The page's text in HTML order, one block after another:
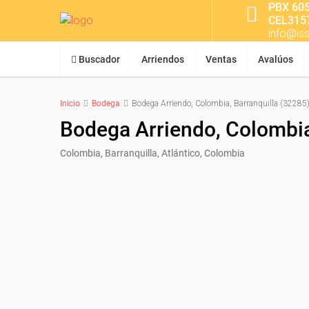
PBX
Buscador Arriendos Ventas Avalúos
Inicio Bodega Bodega Arriendo, Colombia, Barranquilla (32285)
Bodega Arriendo,
Colombia, Barranquilla, Atlántico, Colombia